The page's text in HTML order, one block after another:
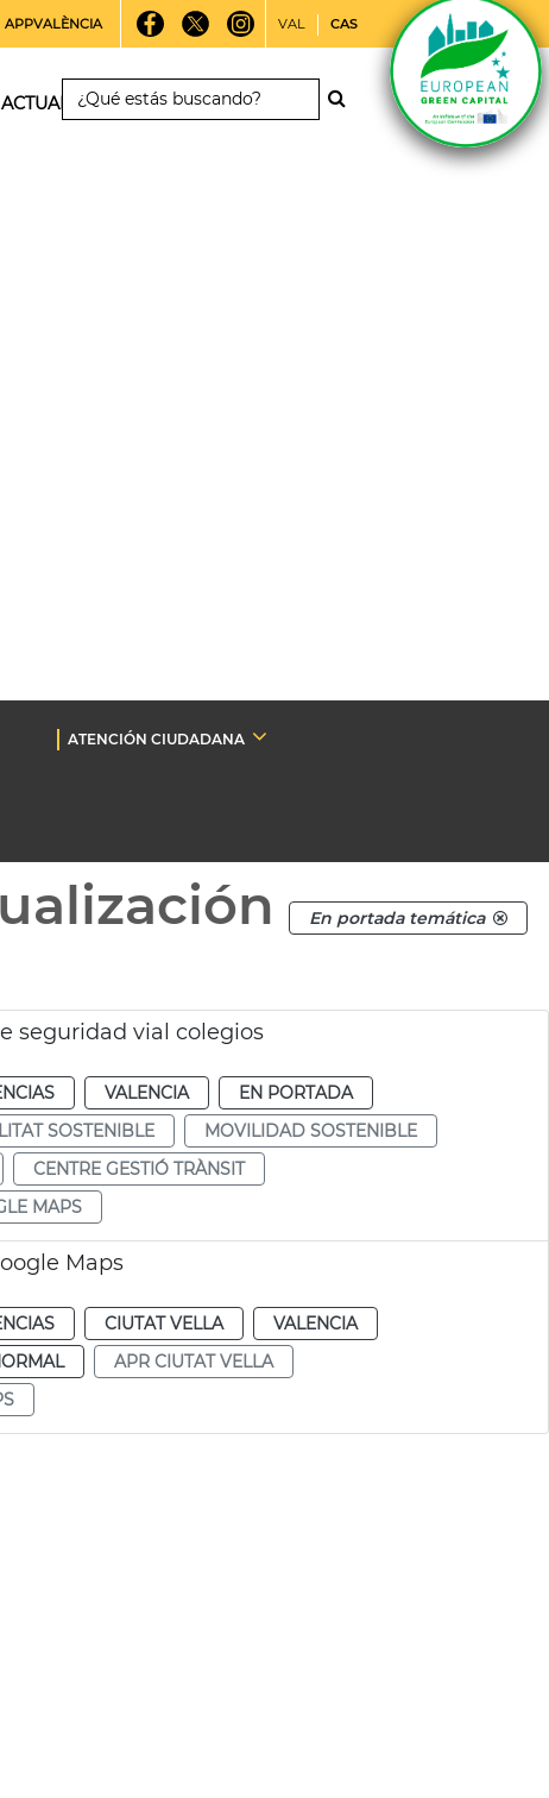
APPVALÈNCIA VAL CAS
ACTUALIDAD
ATENCIÓN CIUDADANA
En portada temática
seguridad vial colegios
VALENCIA
EN PORTADA
SOSTENIBLE
MOVILIDAD SOSTENIBLE
CENTRE GESTIÓ TRÀNSIT
MAPS
Maps
CIUTAT VELLA
VALENCIA
APR CIUTAT VELLA